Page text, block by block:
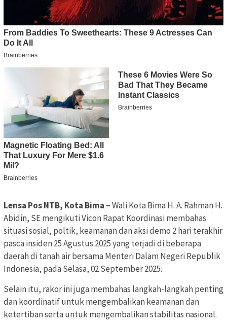
Lensa Pos NTB, Kota Bima –Wali Kota Bima H. A. Rahman H.
Abidin, SE mengikuti Vicon Rapat Koordinasi membahas
situasi sosial, poltik, keamanan dan aksi demo 2 hari terakhir
pasca insiden 25 Agustus 2025 yang terjadi di beberapa
daerah di tanah air bersama Menteri Dalam Negeri Republik
Indonesia, pada Selasa, 02 September 2025.
Selain itu, rakor ini juga membahas langkah-langkah penting
dan koordinatif untuk mengembalikan keamanan dan
ketertiban serta untuk mengembalikan stabilitas nasional.